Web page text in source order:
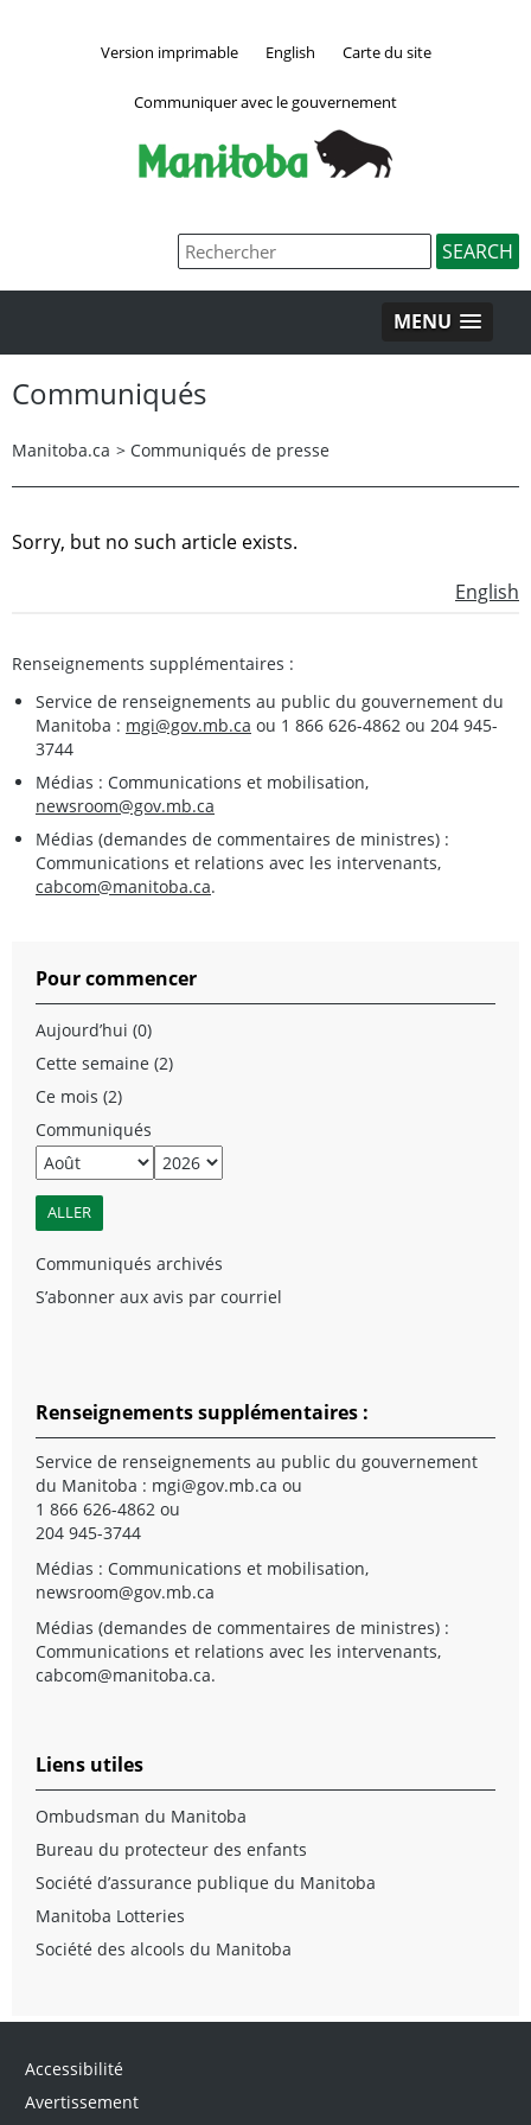
Version imprimable English Carte du site
Communiquer avec le gouvernement
MENU
Communiqués
Manitoba.ca > Communiqués de presse
Sorry, but no such article exists.
English
Renseignements supplémentaires :
Service de renseignements au public du gouvernement du
Manitoba : mgi@gov.mb.ca ou 1 866 626-4862 ou 204 945-
3744
Médias : Communications et mobilisation,
newsroom@gov.mb.ca
Médias (demandes de commentaires de ministres) :
Communications et relations avec les intervenants,
cabcom@manitoba.ca.
Pour commencer
Aujourd’hui (0)
Cette semaine (2)
Ce mois (2)
Communiqués
Communiqués archivés
S’abonner aux avis par courriel
Renseignements supplémentaires :
Service de renseignements au public du gouvernement
du Manitoba : mgi@gov.mb.ca ou
1 866 626-4862 ou
204 945-3744
Médias : Communications et mobilisation,
newsroom@gov.mb.ca
Médias (demandes de commentaires de ministres) :
Communications et relations avec les intervenants,
cabcom@manitoba.ca.
Liens utiles
Ombudsman du Manitoba
Bureau du protecteur des enfants
Société d’assurance publique du Manitoba
Manitoba Lotteries
Société des alcools du Manitoba
Accessibilité
Avertissement